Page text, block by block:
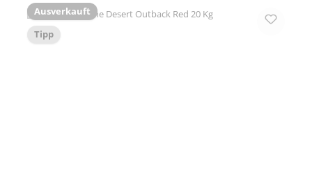
Ausverkauft
Tipp